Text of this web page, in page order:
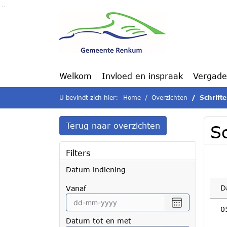
Ga naar de inhoud van deze pagina
Welkom Invloed en inspraak
U bevindt zich hier: Home Overzichten
Terug naar overzichten
Filters
Datum indiening
vanaf
Selecteer
een
Datum tot en met